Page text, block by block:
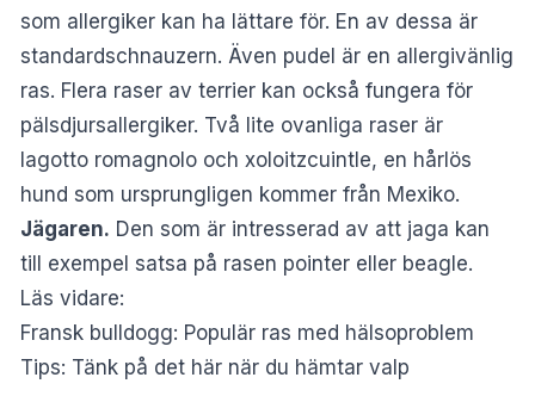
som allergiker kan ha lättare för. En av dessa är
standardschnauzern. Även pudel är en allergivänlig
ras. Flera raser av terrier kan också fungera för
pälsdjursallergiker. Två lite ovanliga raser är
lagotto romagnolo och xoloitzcuintle, en hårlös
hund som ursprungligen kommer från Mexiko.
Jägaren. Den som är intresserad av att jaga kan
till exempel satsa på rasen pointer eller beagle.
Läs vidare:
Fransk bulldogg: Populär ras med hälsoproblem
Tips: Tänk på det här när du hämtar valp